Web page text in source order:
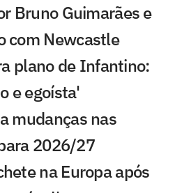
Bruno Guimarães e
com Newcastle
plano de Infantino:
e egoísta'
mudanças nas
2026/27
na Europa após